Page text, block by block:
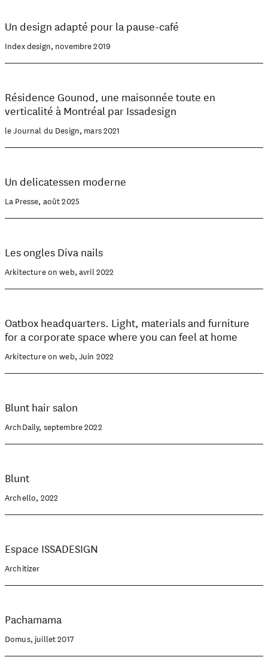
Un design adapté pour la pause-café
Index design, novembre 2019
Résidence Gounod, une maisonnée toute en
verticalité à Montréal par Issadesign
le Journal du Design, mars 2021
Un delicatessen moderne
La Presse, août 2025
Les ongles Diva nails
Arkitecture on web, avril 2022
Oatbox headquarters. Light, materials and furniture
for a corporate space where you can feel at home
Arkitecture on web, Juin 2022
Blunt hair salon
ArchDaily, septembre 2022
Blunt
Archello, 2022
Espace ISSADESIGN
Architizer
Pachamama
Domus, juillet 2017